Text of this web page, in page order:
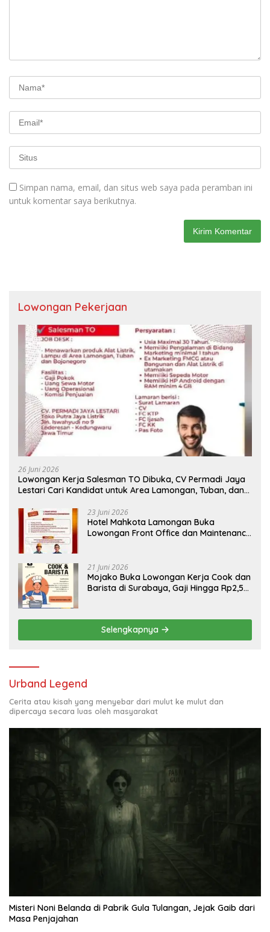
Simpan nama, email, dan situs web saya pada peramban ini
untuk komentar saya berikutnya.
Lowongan Pekerjaan
26 Juni 2026
Lowongan Kerja Salesman TO Dibuka, CV Permadi Jaya
Lestari Cari Kandidat untuk Area Lamongan, Tuban, dan
23 Juni 2026
Hotel Mahkota Lamongan Buka
Lowongan Front Office dan Maintenance
21 Juni 2026
Mojako Buka Lowongan Kerja Cook dan
Barista di Surabaya, Gaji Hingga Rp2,5
Selengkapnya
Urband Legend
Cerita atau kisah yang menyebar dari mulut ke mulut dan
dipercaya secara luas oleh masyarakat
Misteri Noni Belanda di Pabrik Gula Tulangan, Jejak Gaib dari
Masa Penjajahan